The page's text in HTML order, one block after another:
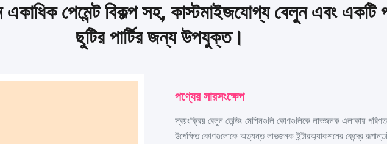
পেমেন্ট বিকল্প সহ, কাস্টমাইজযোগ্য বেলুন এবং একটি
ছুটির পার্টির জন্য উপযুক্ত।
পণ্যের সারসংক্ষেপ
স্বয়ংক্রিয় বেলুন ভেন্ডিং মেশিনগুলি কোণগুলিকে লাভজনক এলাকায়
উপেক্ষিত কোণগুলোকে অত্যন্ত লাভজনক ইন্টারঅ্যাকশনের কেন্দ্রে